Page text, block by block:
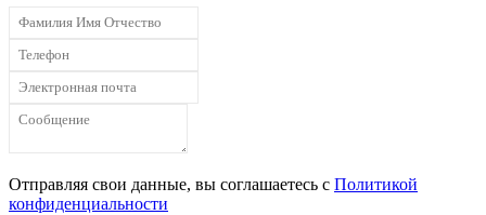
Отправляя свои данные, вы соглашаетесь с Политикой
конфиденциальности